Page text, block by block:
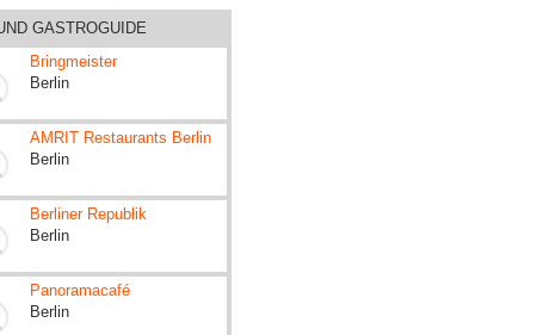
GASTROGUIDE
Bringmeister
Berlin
AMRIT Restaurants Berlin
Berlin
Berliner Republik
Berlin
Panoramacafé
Berlin